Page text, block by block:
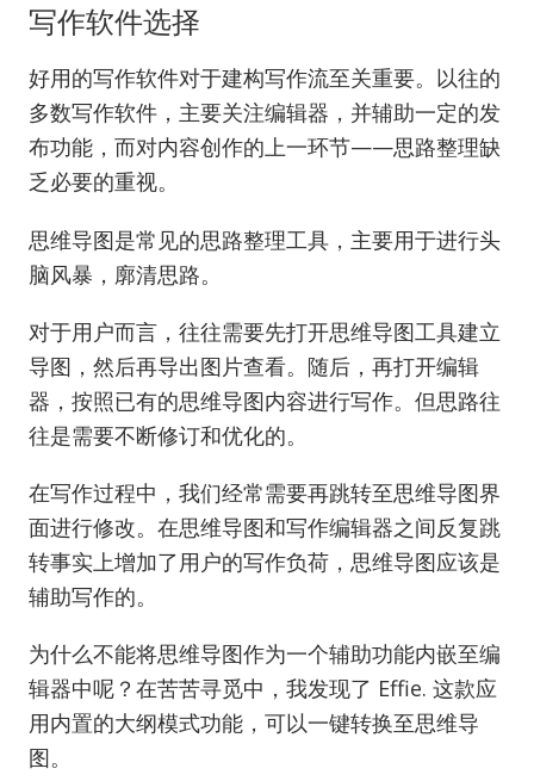
写作软件选择
好用的写作软件对于建构写作流至关重要。以往的
多数写作软件，主要关注编辑器，并辅助一定的发
布功能，而对内容创作的上一环节——思路整理缺
乏必要的重视。
思维导图是常见的思路整理工具，主要用于进行头
脑风暴，廓清思路。
对于用户而言，往往需要先打开思维导图工具建立
导图，然后再导出图片查看。随后，再打开编辑
器，按照已有的思维导图内容进行写作。但思路往
往是需要不断修订和优化的。
在写作过程中，我们经常需要再跳转至思维导图界
面进行修改。在思维导图和写作编辑器之间反复跳
转事实上增加了用户的写作负荷，思维导图应该是
辅助写作的。
为什么不能将思维导图作为一个辅助功能内嵌至编
辑器中呢？在苦苦寻觅中，我发现了 Effie. 这款应
用内置的大纲模式功能，可以一键转换至思维导
图。